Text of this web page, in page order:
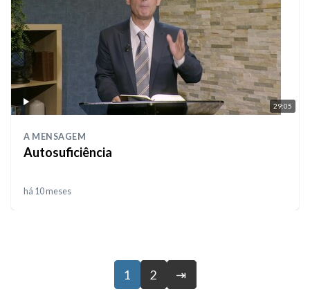
29:05
A MENSAGEM
Autosuficiência
há 10 meses
1 2 ⇥